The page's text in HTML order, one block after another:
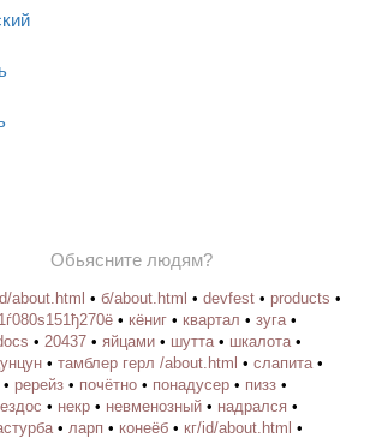
Обьясните людям?
about.html • б/about.html • devfest • products •
• кёниг • квартал • зуга •
• 20437 • яйцами • шутта • шкалота •
• тамблер герл /about.html • слапита •
• ререйз • почётно • понадусер • пизз •
• некр • невменозный • надрался •
• ларп • конеёб • кг/id/about.html •